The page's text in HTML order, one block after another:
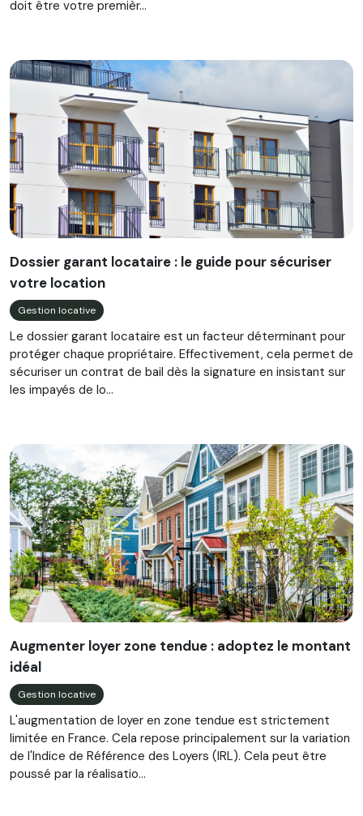
doit être votre premièr...
Dossier garant locataire : le guide pour sécuriser
votre location
Gestion locative
Le dossier garant locataire est un facteur déterminant pour
protéger chaque propriétaire. Effectivement, cela permet de
sécuriser un contrat de bail dès la signature en insistant sur
les impayés de lo...
Augmenter loyer zone tendue : adoptez le montant
idéal
Gestion locative
L'augmentation de loyer en zone tendue est strictement
limitée en France. Cela repose principalement sur la variation
de l'Indice de Référence des Loyers (IRL). Cela peut être
poussé par la réalisatio...